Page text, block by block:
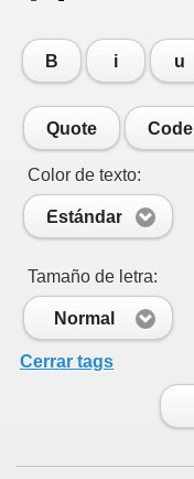
B i u
Quote Code
Color de texto:
Estándar
Tamaño de letra:
Normal
Cerrar tags